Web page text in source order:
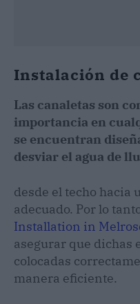
Instalación de
Las canaletas son
importancia en
se encuentran
desviar el agua de
desde el techo hacia
adecuado. Por lo
Installation in
asegurar que dichas
colocadas
manera eficiente.